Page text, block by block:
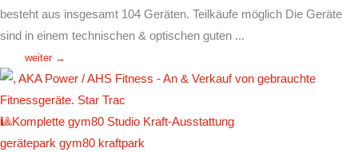
besteht aus insgesamt 104 Geräten. Teilkäufe möglich Die Geräte
sind in einem technischen & optischen guten ...
weiter →
🎱Komplette gym80 Studio Kraft-Ausstattung
gerätepark gym80 kraftpark